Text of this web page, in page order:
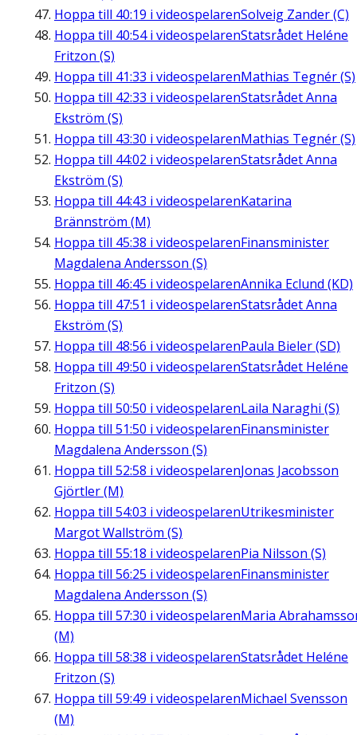
Hoppa till 40:19 i videospelarenSolveig Zander (C)
Hoppa till 40:54i videospelarenStatsrådet Heléne
Fritzon (S)
Hoppa till 41:33 i videospelarenMathias Tegnér (S)
Hoppa till 42:33 i videospelarenStatsrådet Anna
Ekström (S)
Hoppa till 43:30 i videospelarenMathias Tegnér (S)
Hoppa till 44:02 i videospelarenStatsrådet Anna
Ekström (S)
Hoppa till 44:43 i videospelarenKatarina
Brännström (M)
Hoppa till 45:38 i videospelarenFinansminister
Magdalena Andersson (S)
Hoppa till 46:45 i videospelarenAnnika Eclund (KD)
Hoppa till 47:51 i videospelarenStatsrådet Anna
Ekström (S)
Hoppa till 48:56 i videospelarenPaula Bieler (SD)
Hoppa till 49:50 i videospelarenStatsrådet Heléne
Fritzon (S)
Hoppa till 50:50 i videospelarenLaila Naraghi (S)
Hoppa till 51:50 i videospelarenFinansminister
Magdalena Andersson (S)
Hoppa till 52:58 i videospelarenJonas Jacobsson
Gjörtler (M)
Hoppa till 54:03 i videospelarenUtrikesminister
Margot Wallström (S)
Hoppa till 55:18 i videospelarenPia Nilsson (S)
Hoppa till 56:25 i videospelarenFinansminister
Magdalena Andersson (S)
Hoppa till 57:30 i videospelarenMaria
(M)
Hoppa till 58:38 i videospelarenStatsrådet Heléne
Fritzon (S)
Hoppa till 59:49 i videospelarenMichael Svensson
(M)